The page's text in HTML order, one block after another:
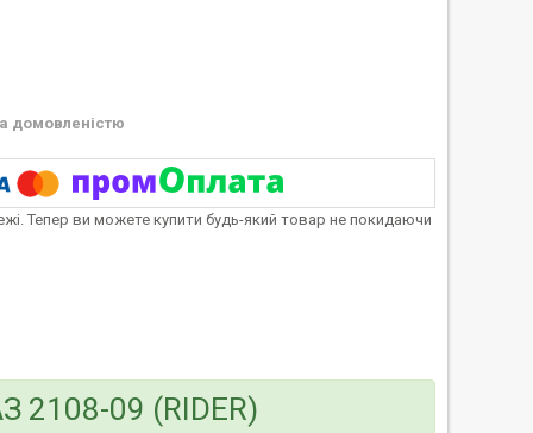
домовленістю
Тепер ви можете купити будь-який товар не покидаючи
09 (RIDER)